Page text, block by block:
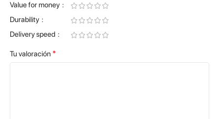
Value for money
Durability
Delivery speed
Tu valoración *